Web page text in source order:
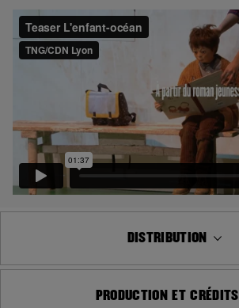
DISTRIBUTION
PRODUCTION ET CRÉDITS